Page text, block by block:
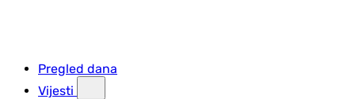
Pregled dana
Vijesti